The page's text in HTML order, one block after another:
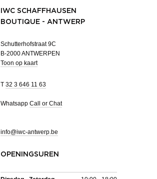
IWC SCHAFFHAUSEN
BOUTIQUE - ANTWERP
Schutterhofstraat 9C
B-2000 ANTWERPEN
Toon op kaart
T 32 3 646 11 63
Whatsapp Call or Chat
info@iwc-antwerp.be
OPENINGSUREN